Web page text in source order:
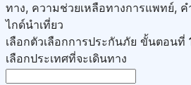
ทาง, ความช่วยเหลือทางการแพทย์,
ไกด์นำเที่ยว
เลือกตัวเลือกการประกันภัย ขั้นตอนที่
เลือกประเทศที่จะเดินทาง